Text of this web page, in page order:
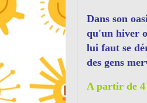
Dans son
qu'un hiver
lui faut se
des gens
A partir de 4